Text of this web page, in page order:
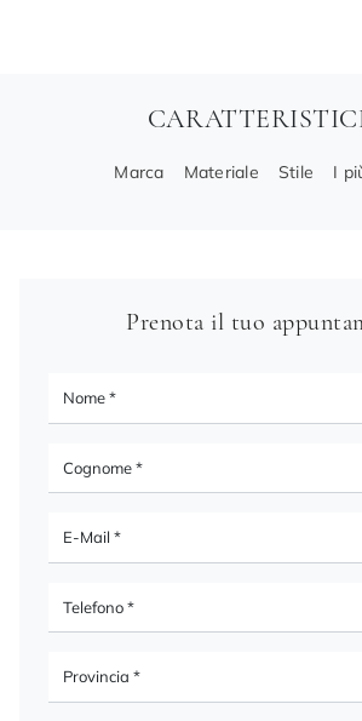
Marca Materiale Stile I
Prenota il tuo